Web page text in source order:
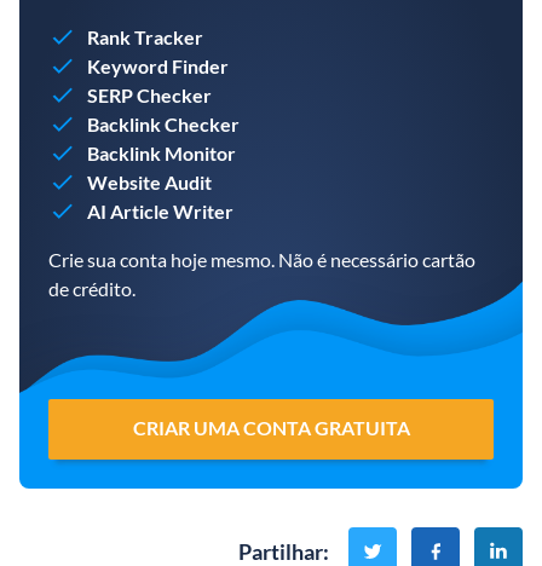
Rank Tracker
Keyword Finder
SERP Checker
Backlink Checker
Backlink Monitor
Website Audit
AI Article Writer
Crie sua conta hoje mesmo. Não é necessário cartão
de crédito.
CRIAR UMA CONTA GRATUITA
Partilhar: